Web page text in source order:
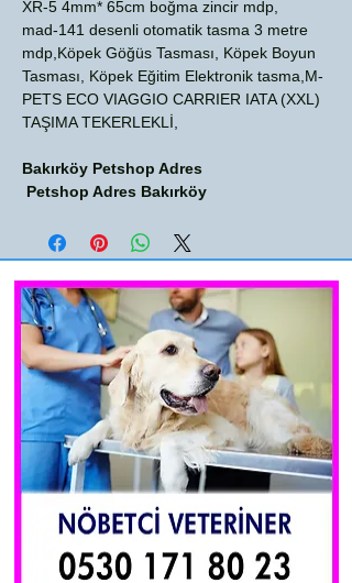
XR-5 4mm* 65cm boğma zincir mdp,
mad-141 desenli otomatik tasma 3 metre
mdp,Köpek Göğüs Tasması, Köpek Boyun
Tasması, Köpek Eğitim Elektronik tasma,M-
PETS ECO VIAGGIO CARRIER IATA (XXL)
TAŞIMA TEKERLEKLİ,
Bakırköy Petshop Adres
Petshop Adres Bakırköy